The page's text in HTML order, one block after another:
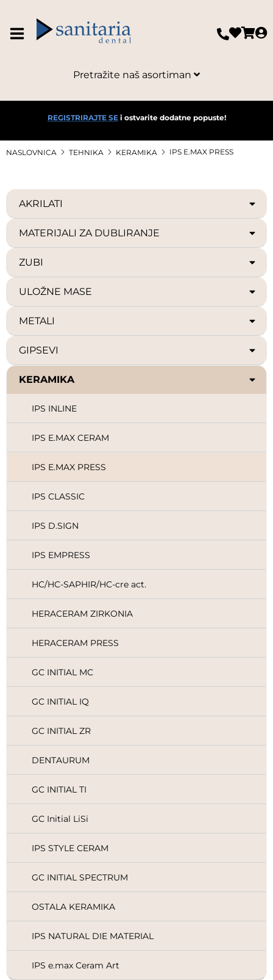
Pretražite naš asortiman
REGISTRIRAJTE SEi ostvarite dodatne popuste!
NASLOVNICA TEHNIKA KERAMIKA IPS E.MAX PRESS
AKRILATI
MATERIJALI ZA DUBLIRANJE
ZUBI
ULOŽNE MASE
METALI
GIPSEVI
KERAMIKA
IPS INLINE
IPS E.MAX CERAM
IPS E.MAX PRESS
IPS CLASSIC
IPS D.SIGN
IPS EMPRESS
HC/HC-SAPHIR/HC-cre act.
HERACERAM ZIRKONIA
HERACERAM PRESS
GC INITIAL MC
GC INITIAL IQ
GC INITIAL ZR
DENTAURUM
GC INITIAL TI
GC Initial LiSi
IPS STYLE CERAM
GC INITIAL SPECTRUM
OSTALA KERAMIKA
IPS NATURAL DIE MATERIAL
IPS e.max Ceram Art